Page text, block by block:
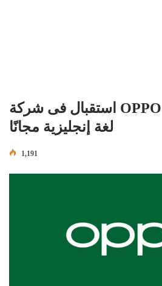
استقبال فى شركة OPPO – وأيضًا كورس
لغة إنجليزية مجانًا
1,191